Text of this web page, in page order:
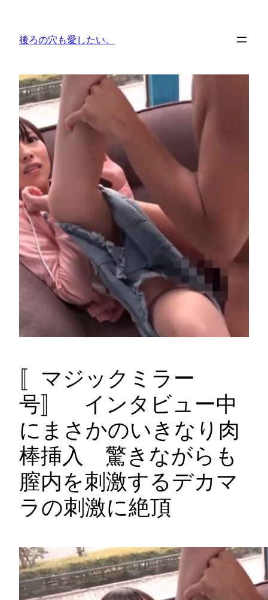
後ろの穴も愛したい。
〚マジックミラー
号〛 インタビュー中
にまさかのいきなり肉
棒挿入 驚きながらも
膣内を刺激するデカマ
ラの刺激に絶頂